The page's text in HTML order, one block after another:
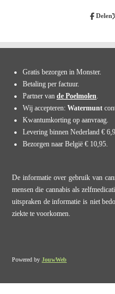
Delen
Gratis bezorgen in Monster.
Betaling per factuur.
Partner van de Poelmolen.
Wij accepteren: Watermunt
Kwantumkorting op aanvraag.
Levering binnen Nederland €
Bezorgen naar België € 10,95.
De informatie over gebruik van
mensen die cannabis als
uitspraken de informatie is niet
ziekte te voorkomen.
Powered by JouwWeb